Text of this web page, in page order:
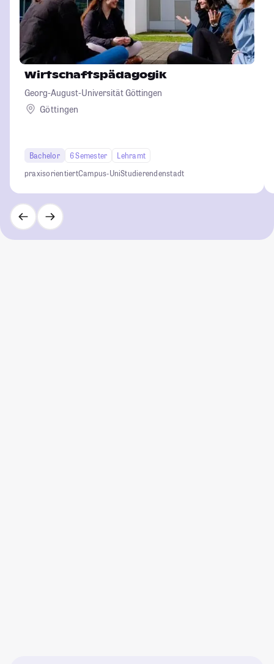
Wirtschaftspädagogik
Georg-August-Universität Göttingen
Göttingen
Bachelor 6 Semester
Lehramt
praxisorientiertCampus-UniStudierendenstadt